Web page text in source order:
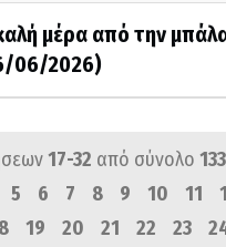
μέρα από την
06/2026)
17-32 από σύνολο
5 6 7 8 9 10 11
19 20 21 22 23